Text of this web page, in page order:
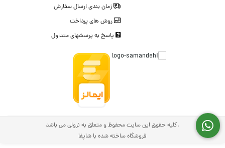
زمان بندی ارسال سفارش
روش های پرداخت
پاسخ به پرسشهای متداول
.کلیه حقوق این سایت محفوظ و متعلق به نرولی می باشد
فروشگاه ساخته شده با شاپفا